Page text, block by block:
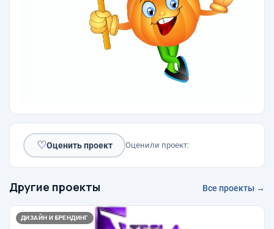
♡Оценить проект Оценили проект:
Другие проекты Все проекты →
ДИЗАЙН И БРЕНДИНГ